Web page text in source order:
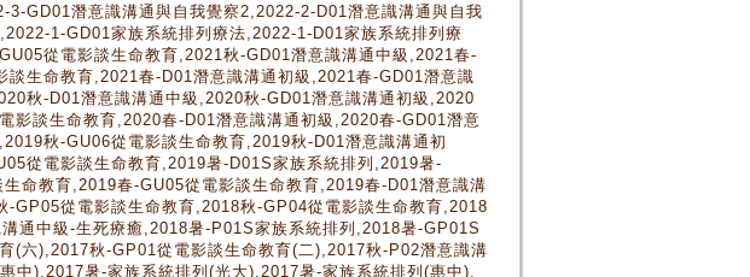
3-GD01潛意識溝通與自我覺察2,2022-2-D01潛意識溝通與自我
,2022-1-GD01家族系統排列療法,2022-1-D01家族系統排列療
從電影談生命教育,2021秋-GD01潛意識溝通中級 ,2021春-
談生命教育,2021春-D01潛意識溝通初級 ,2021春-GD01潛意識
秋-D01潛意識溝通中級 ,2020秋-GD01潛意識溝通初級 ,2020
影談生命教育,2020春-D01潛意識溝通初級 ,2020春-GD01潛意
,2019秋-GU06從電影談生命教育,2019秋-D01潛意識溝通初
從電影談生命教育,2019暑-D01S家族系統排列 ,2019暑-
命教育,2019春-GU05從電影談生命教育,2019春-D01潛意識溝
-GP05從電影談生命教育,2018秋-GP04從電影談生命教育,2018
通中級-生死療癒,2018暑-P01S家族系統排列 ,2018暑-GP01S
(六),2017秋-GP01從電影談生命教育(二),2017秋-P02潛意識溝
中),2017暑-家族系統排列(光大),2017暑-家族系統排列(惠中),